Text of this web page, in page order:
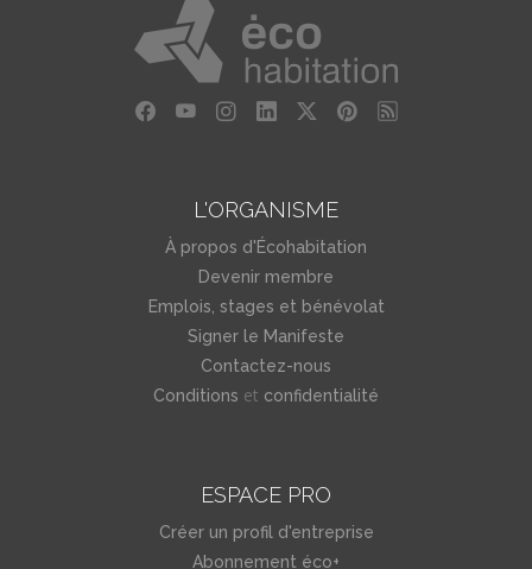
L'ORGANISME
À propos d'Écohabitation
Devenir membre
Emplois, stages et bénévolat
Signer le Manifeste
Contactez-nous
Conditions et confidentialité
ESPACE PRO
Créer un profil d'entreprise
Abonnement éco+